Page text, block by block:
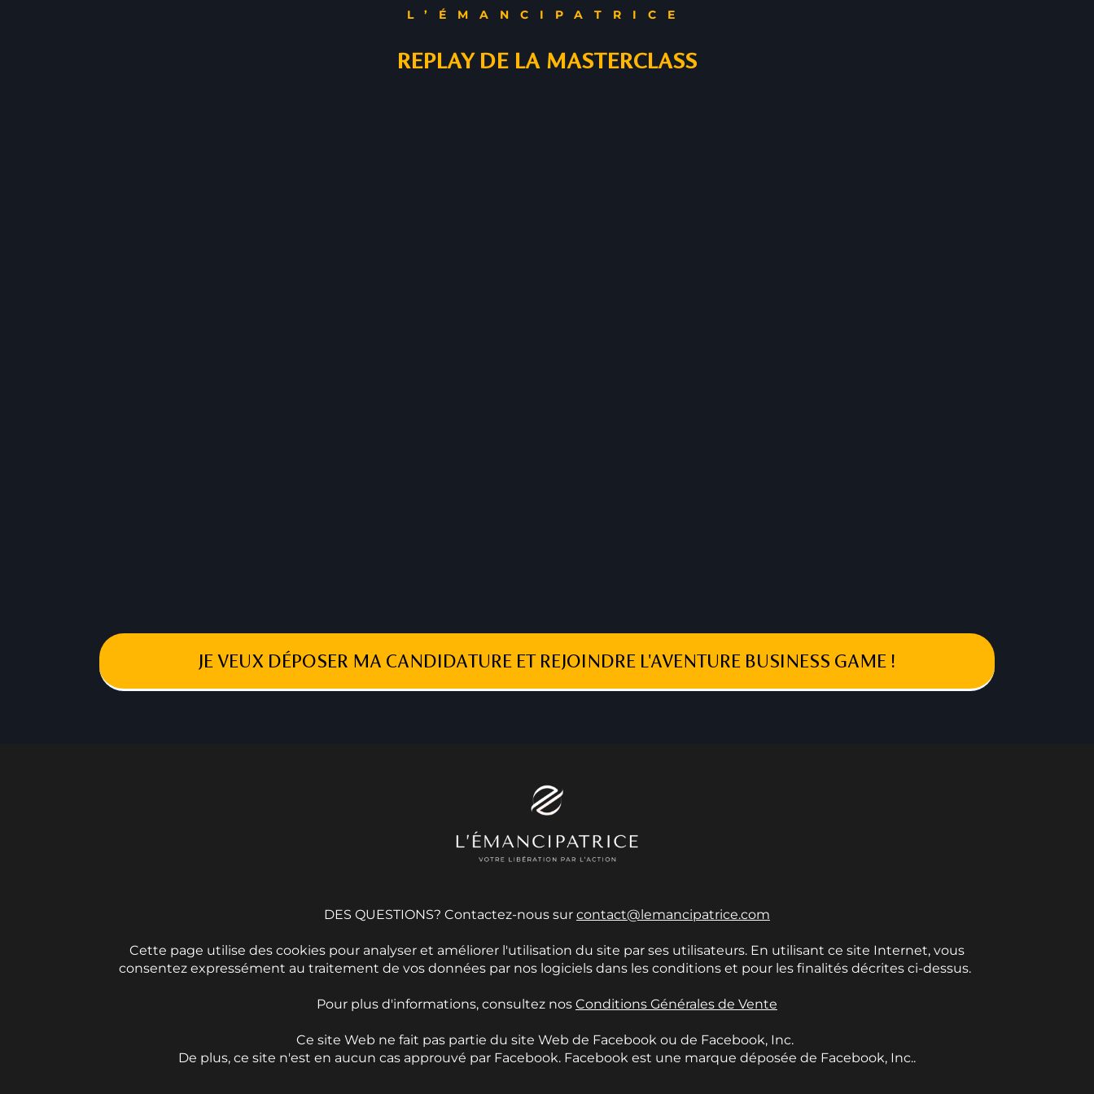
L’ÉMANCIPATRICE
REPLAY DE LA MASTERCLASS
JE VEUX DÉPOSER MA CANDIDATURE ET REJOINDRE L'AVENTURE BUSINESS GAME !
DES QUESTIONS? Contactez-nous sur contact@lemancipatrice.com
Cette page utilise des cookies pour analyser et améliorer l'utilisation du site par ses utilisateurs. En utilisant ce site Internet, vous
consentez expressément au traitement de vos données par nos logiciels dans les conditions et pour les finalités décrites ci-dessus.
Pour plus d'informations, consultez nos Conditions Générales de Vente
Ce site Web ne fait pas partie du site Web de Facebook ou de Facebook, Inc.
De plus, ce site n'est en aucun cas approuvé par Facebook. Facebook est une marque déposée de Facebook, Inc..